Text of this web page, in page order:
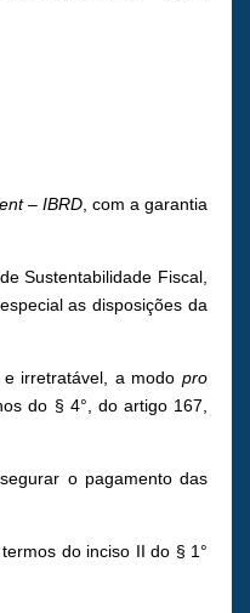
– IBRD, com a garantia
Sustentabilidade Fiscal,
as disposições da
e irretratável, a modopro
do § 4°, do artigo 167,
o pagamento das
do inciso II do § 1°